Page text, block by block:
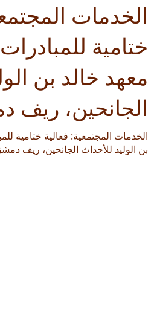
الخدمات
ختامية
معهد خالد بن
الجانحين، ريف
الخدمات المجتمعية: فعالية ختامية
بن الوليد للأحداث الجانحين، ريف